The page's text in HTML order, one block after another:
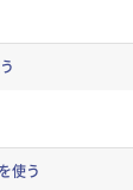
使う